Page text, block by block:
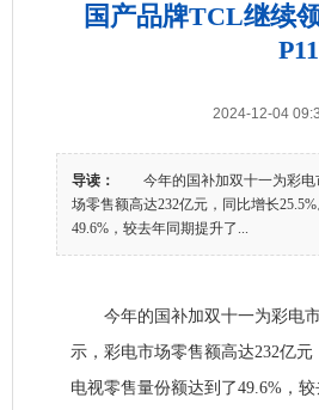
国产品牌TCL继续
2024-12-04
导读：
今年的国补加双十一为彩电
场零售额高达232亿元，同比增长
49.6%，较去年同期提升了...
今年的国补加双十一为彩电市
示，彩电市场零售额高达232亿
电视零售量份额达到了49.6%，